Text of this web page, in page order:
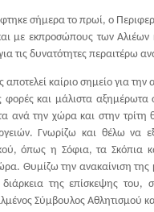
σήμερα το πρωί, ο
με εκπροσώπους των Αλιέων
τις δυνατότητες περαιτέρω
καίριο σημείο για
φορές και μάλιστα
ανά την χώρα και στην τρίτη
Γνωρίζω και θέλω
όπως η Σόφια, τα Σκόπια
Θυμίζω την ανακαίνιση
της επίσκεψης
Σύμβουλος Αθλητισμού